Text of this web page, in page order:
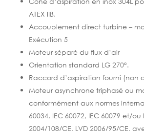
ATEX IIB.
Accouplement direct turbine –
Exécution 5
Moteur séparé du flux d’air
Orientation standard LG 270°.
Raccord d’aspiration fourni (non
Moteur asynchrone triphasé ou
conformément aux normes
60034, IEC 60072, IEC 60079 et/ou
2004/108/CE, LVD 2006/95/CE,